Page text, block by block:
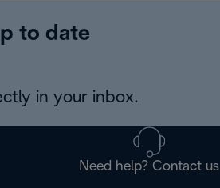
to date
in your inbox.
Need help? Contact us